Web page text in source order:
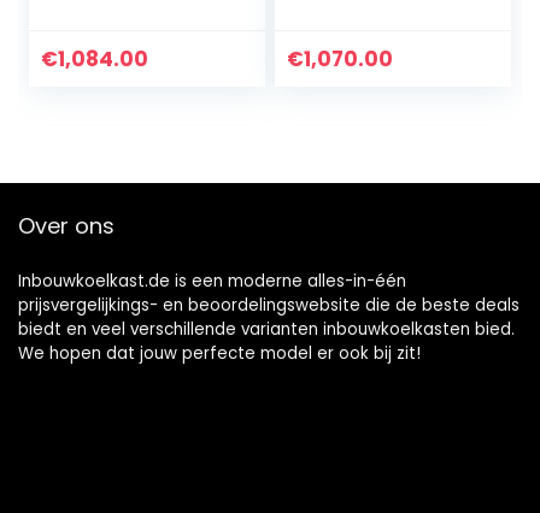
€1,084.00 €1,070.00
Over ons
Inbouwkoelkast.de is een moderne alles-in-één
prijsvergelijkings- en beoordelingswebsite die de beste deals
biedt en veel verschillende varianten inbouwkoelkasten bied.
We hopen dat jouw perfecte model er ook bij zit!